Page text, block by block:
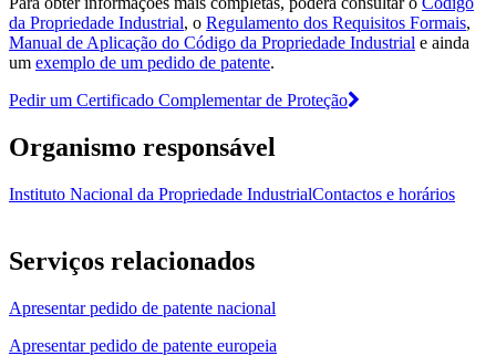
da Propriedade Industrial, o Regulamento dos Requisitos Formais,
Manual de Aplicação do Código da Propriedade Industrial e ainda
um exemplo de um pedido de patente.
Pedir um Certificado Complementar de Proteção
Organismo responsável
Instituto Nacional da Propriedade IndustrialContactos e horários
Serviços relacionados
Apresentar pedido de patente nacional
Apresentar pedido de patente europeia